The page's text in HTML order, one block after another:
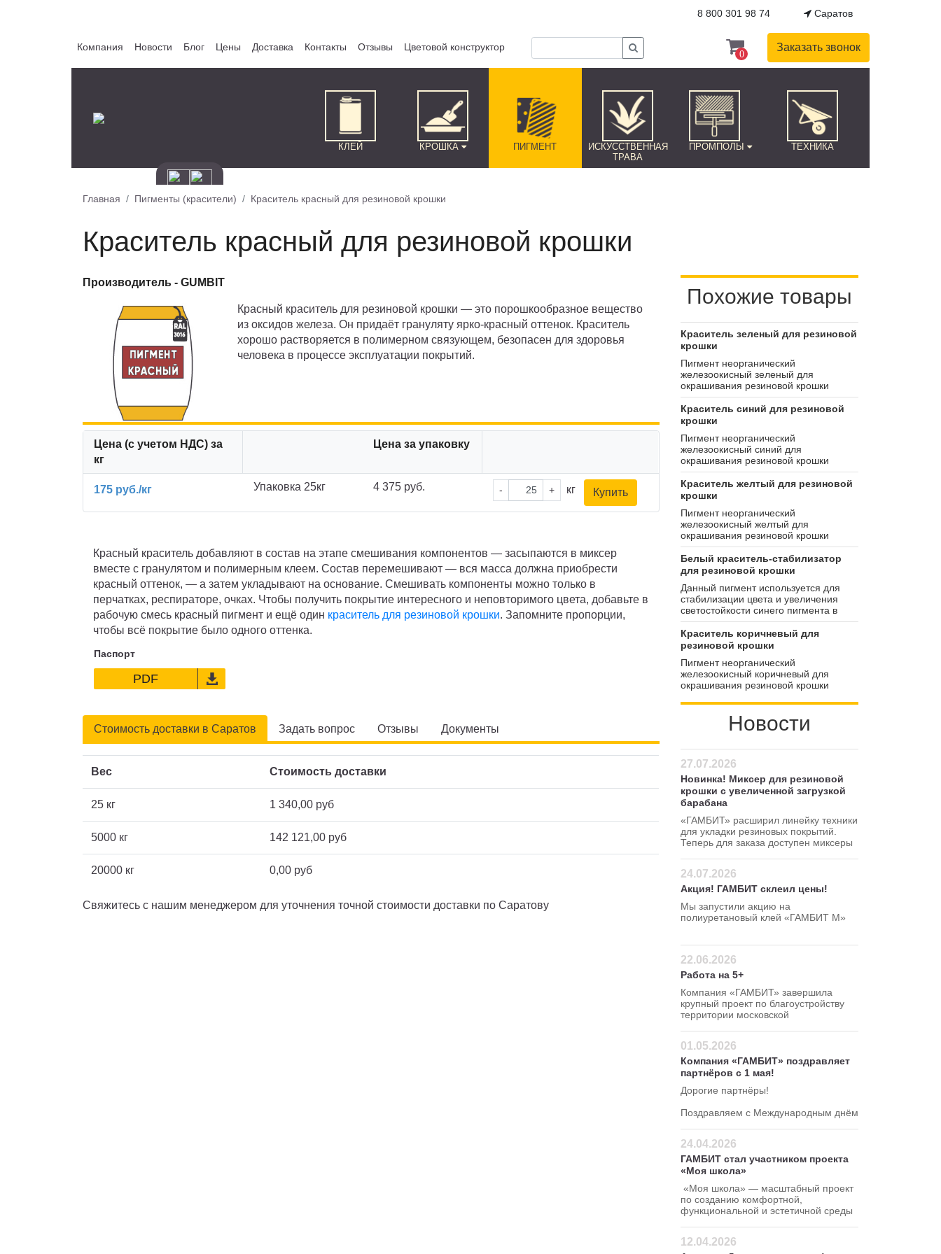
8 800 301 98 74 Саратов
Компания Новости Блог Цены Доставка Контакты Отзывы Цветовой конструктор
0
Заказать звонок
КЛЕЙ КРОШКА ПИГМЕНТ
ИСКУССТВЕННАЯ
ТРАВА
ПРОМПОЛЫ ТЕХНИКА
Главная Пигменты (красители) Краситель красный для резиновой крошки
Краситель красный для резиновой крошки
Производитель - GUMBIT
Красный краситель для резиновой крошки — это порошкообразное вещество
из оксидов железа. Он придаёт грануляту ярко-красный оттенок. Краситель
хорошо растворяется в полимерном связующем, безопасен для здоровья
человека в процессе эксплуатации покрытий.
Цена (с учетом НДС) за
кг
Цена за упаковку
175 руб./кг Упаковка 25кг 4 375 руб. - + кг Купить
Красный краситель добавляют в состав на этапе смешивания компонентов — засыпаются в миксер
вместе с гранулятом и полимерным клеем. Состав перемешивают — вся масса должна приобрести
красный оттенок, — а затем укладывают на основание. Смешивать компоненты можно только в
перчатках, респираторе, очках. Чтобы получить покрытие интересного и неповторимого цвета, добавьте в
рабочую смесь красный пигмент и ещё один краситель для резиновой крошки. Запомните пропорции,
чтобы всё покрытие было одного оттенка.
Паспорт
PDF
Стоимость доставки в Саратов
Вес Стоимость доставки
25 кг 1 340,00 руб
5000 кг 142 121,00 руб
20000 кг 0,00 руб
Свяжитесь с нашим менеджером для уточнения точной стоимости доставки по Саратову
Задать вопрос Отзывы Документы
Похожие товары
Краситель зеленый для резиновой
крошки
Пигмент неорганический
железоокисный зеленый для
окрашивания резиновой крошки
Краситель синий для резиновой
крошки
Пигмент неорганический
железоокисный синий для
окрашивания резиновой крошки
Краситель желтый для резиновой
крошки
Пигмент неорганический
железоокисный желтый для
окрашивания резиновой крошки
Белый краситель-стабилизатор
для резиновой крошки
Данный пигмент используется для
стабилизации цвета и увеличения
светостойкости синего пигмента в
резиновых покрытиях. Также данный
пигмент может использоваться для
расширения цветовой гаммы
Краситель коричневый для
резиновой крошки
Пигмент неорганический
железоокисный коричневый для
окрашивания резиновой крошки
Новости
27.07.2026
Новинка! Миксер для резиновой
крошки с увеличенной загрузкой
барабана
«ГАМБИТ» расширил линейку техники
для укладки резиновых покрытий.
Теперь для заказа доступен миксеры
24.07.2026
Акция! ГАМБИТ склеил цены!
Мы запустили акцию на
полиуретановый клей «ГАМБИТ М»
22.06.2026
Работа на 5+
Компания «ГАМБИТ» завершила
крупный проект по благоустройству
территории московской
01.05.2026
Компания «ГАМБИТ» поздравляет
партнёров с 1 мая!
Дорогие партнёры!
Поздравляем с Международным днём
24.04.2026
ГАМБИТ стал участником проекта
«Моя школа»
«Моя школа» — масштабный проект
по созданию комфортной,
функциональной и эстетичной среды
12.04.2026